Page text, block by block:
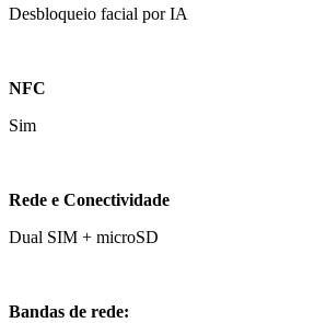
Desbloqueio facial por IA
NFC
Sim
Rede e Conectividade
Dual SIM + microSD
Bandas de rede: